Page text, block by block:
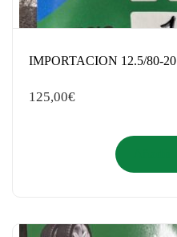
IMPORTACION 12.5/80-20
125,00€